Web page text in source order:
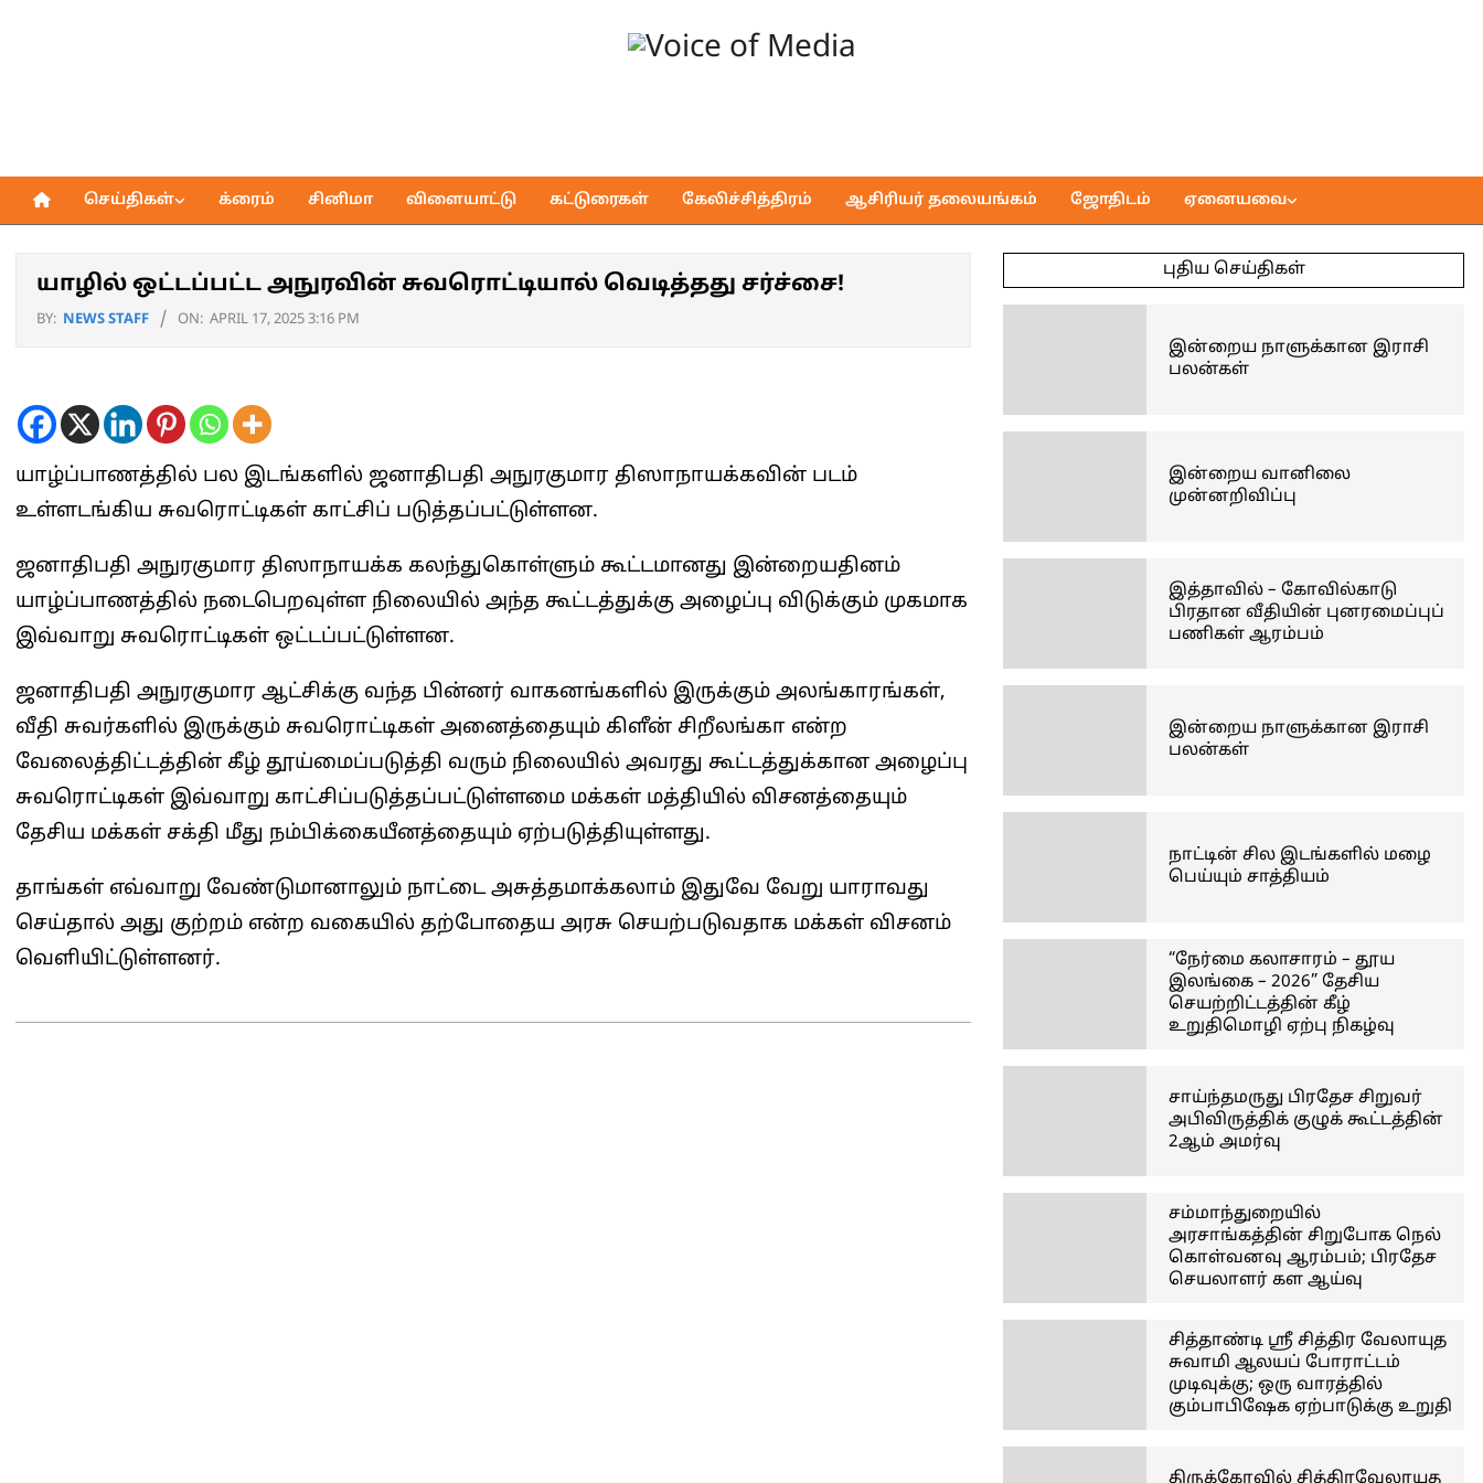
of
Media
Primary
செய்திகள் க்ரைம் சினிமா விளையாட்டு கட்டுரைகள் கேலிச்சித்திரம் ஆசிரியர் தலையங்கம் ஜோதிடம் ஏனையவை
யாழில் ஒட்டப்பட்ட அநுரவின் சுவரொட்டியால் வெடித்தது சர்ச்சை!
BY: NEWS STAFF ON: APRIL 17, 2025 3:16 PM
யாழ்ப்பாணத்தில் பல இடங்களில் ஜனாதிபதி அநுரகுமார திஸாநாயக்கவின் படம்
உள்ளடங்கிய சுவரொட்டிகள் காட்சிப் படுத்தப்பட்டுள்ளன.
ஜனாதிபதி அநுரகுமார திஸாநாயக்க கலந்துகொள்ளும் கூட்டமானது இன்றையதினம்
யாழ்ப்பாணத்தில் நடைபெறவுள்ள நிலையில் அந்த கூட்டத்துக்கு அழைப்பு விடுக்கும் முகமாக
இவ்வாறு சுவரொட்டிகள் ஒட்டப்பட்டுள்ளன.
ஜனாதிபதி அநுரகுமார ஆட்சிக்கு வந்த பின்னர் வாகனங்களில் இருக்கும் அலங்காரங்கள்,
வீதி சுவர்களில் இருக்கும் சுவரொட்டிகள் அனைத்தையும் கிளீன் சிறீலங்கா என்ற
வேலைத்திட்டத்தின் கீழ் தூய்மைப்படுத்தி வரும் நிலையில் அவரது கூட்டத்துக்கான அழைப்பு
சுவரொட்டிகள் இவ்வாறு காட்சிப்படுத்தப்பட்டுள்ளமை மக்கள் மத்தியில் விசனத்தையும்
தேசிய மக்கள் சக்தி மீது நம்பிக்கையீனத்தையும் ஏற்படுத்தியுள்ளது.
தாங்கள் எவ்வாறு வேண்டுமானாலும் நாட்டை அசுத்தமாக்கலாம் இதுவே வேறு யாராவது
செய்தால் அது குற்றம் என்ற வகையில் தற்போதைய அரசு செயற்படுவதாக மக்கள் விசனம்
வெளியிட்டுள்ளனர்.
புதிய செய்திகள்
இன்றைய நாளுக்கான இராசி
பலன்கள்
இன்றைய வானிலை
முன்னறிவிப்பு
இத்தாவில் – கோவில்காடு
பிரதான வீதியின் புனரமைப்புப்
பணிகள் ஆரம்பம்
இன்றைய நாளுக்கான இராசி
பலன்கள்
நாட்டின் சில இடங்களில் மழை
பெய்யும் சாத்தியம்
“நேர்மை கலாசாரம் – தூய
இலங்கை – 2026” தேசிய
செயற்றிட்டத்தின் கீழ்
உறுதிமொழி ஏற்பு நிகழ்வு
சாய்ந்தமருது பிரதேச சிறுவர்
அபிவிருத்திக் குழுக் கூட்டத்தின்
2ஆம் அமர்வு
சம்மாந்துறையில்
அரசாங்கத்தின் சிறுபோக நெல்
கொள்வனவு ஆரம்பம்; பிரதேச
செயலாளர் கள ஆய்வு
சித்தாண்டி ஸ்ரீ சித்திர வேலாயுத
சுவாமி ஆலயப் போராட்டம்
முடிவுக்கு; ஒரு வாரத்தில்
கும்பாபிஷேக ஏற்பாடுக்கு உறுதி